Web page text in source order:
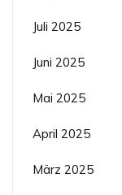
Juli 2025
Juni 2025
Mai 2025
April 2025
März 2025